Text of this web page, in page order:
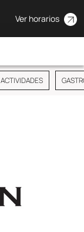
Ver horarios
ACTIVIDADES